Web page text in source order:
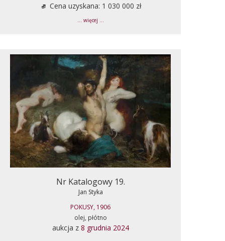
Cena uzyskana: 1 030 000 zł
... więcej ...
Nr Katalogowy 19.
Jan Styka
POKUSY, 1906
olej, płótno
aukcja z 8 grudnia 2024